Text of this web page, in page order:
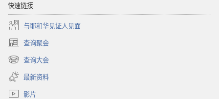
快速链接
与耶和华见证人见面
查询聚会
（打
开
新
窗
口）
查询大会
（打
开
新
窗
最新资料
影片